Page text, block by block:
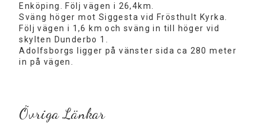
Enköping. Följ vägen i 26,4km.
Sväng höger mot Siggesta vid Frösthult Kyrka.
Följ vägen i 1,6 km och sväng in till höger vid
skylten Dunderbo 1.
Adolfsborgs ligger på vänster sida ca 280 meter
in på vägen.
Övriga Länkar